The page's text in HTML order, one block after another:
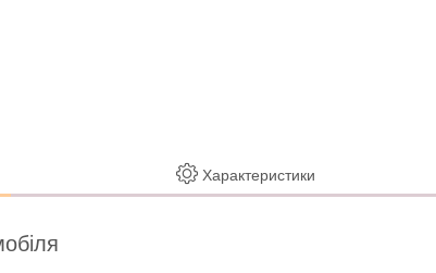
Характеристики